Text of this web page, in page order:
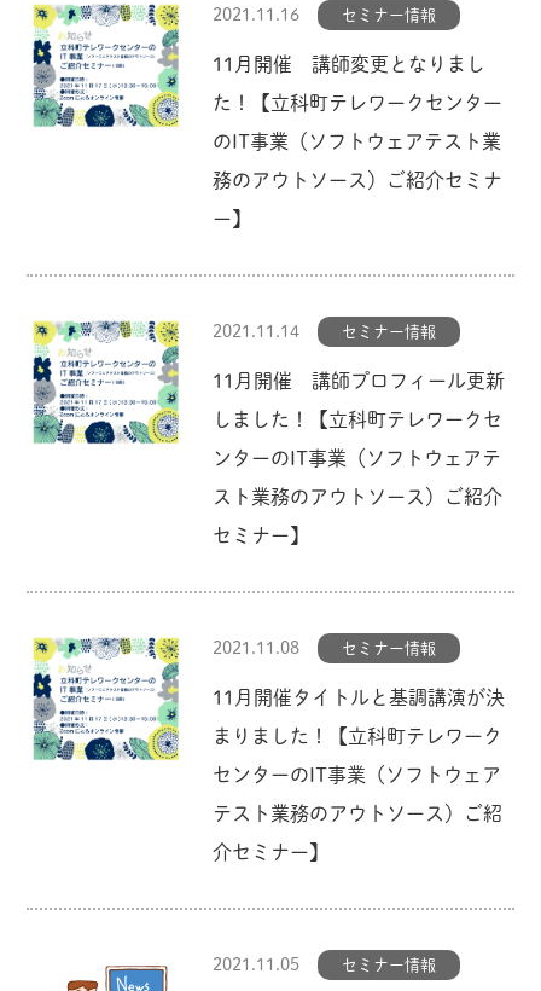
2021.11.16 セミナー情報
11月開催 講師変更となりまし
た！【立科町テレワークセンター
のIT事業（ソフトウェアテスト業
務のアウトソース）ご紹介セミナ
ー】
2021.11.14 セミナー情報
11月開催 講師プロフィール更新
しました！【立科町テレワークセ
ンターのIT事業（ソフトウェアテ
スト業務のアウトソース）ご紹介
セミナー】
2021.11.08 セミナー情報
11月開催タイトルと基調講演が決
まりました！【立科町テレワーク
センターのIT事業（ソフトウェア
テスト業務のアウトソース）ご紹
介セミナー】
2021.11.05 セミナー情報